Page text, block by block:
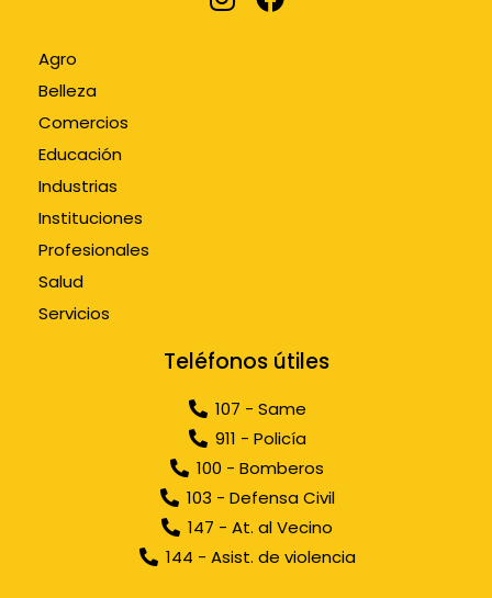
Agro
Belleza
Comercios
Educación
Industrias
Instituciones
Profesionales
Salud
Servicios
Teléfonos útiles
107 - Same
911 - Policía
100 - Bomberos
103 - Defensa Civil
147 - At. al Vecino
144 - Asist. de violencia